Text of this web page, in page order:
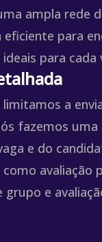
ampla rede
para
para cada
limitamos a
fazemos uma
e do
avaliação
grupo e